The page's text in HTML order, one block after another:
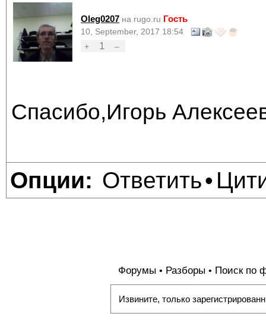
Oleg0207 на rugo.ru Гость
10, September, 2017 18:54
+
1 –
Спасибо,Игорь
Опции: Ответить•
Форумы • Разборы • Поиск по
Извините, только